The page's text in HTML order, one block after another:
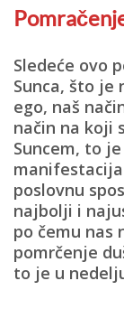
Sledeće ovo
Sunca, što je
ego, naš
način na koji
Suncem, to je
poslovnu
najbolji i
po čemu nas
pomrčenje
to je u